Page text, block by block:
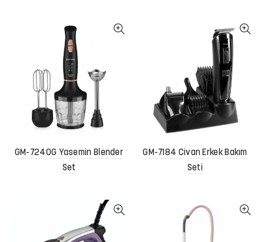
GM-7240G Yasemin Blender
Set
GM-7184 Civan Erkek Bakım
Seti